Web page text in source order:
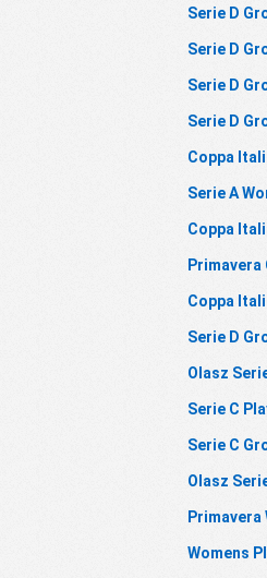
Serie D
Serie D
Serie D
Serie D
Coppa
Serie A
Coppa
Coppa
Serie D
Olasz
Serie C
Serie C
Olasz
Womens